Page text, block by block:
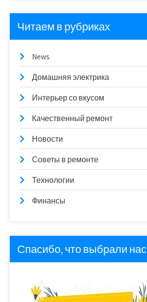
Читаем в рубриках
News
Домашняя электрика
Интерьер со вкусом
Качественный ремонт
Новости
Советы в ремонте
Технологии
Финансы
Спасибо, что выбрали нас